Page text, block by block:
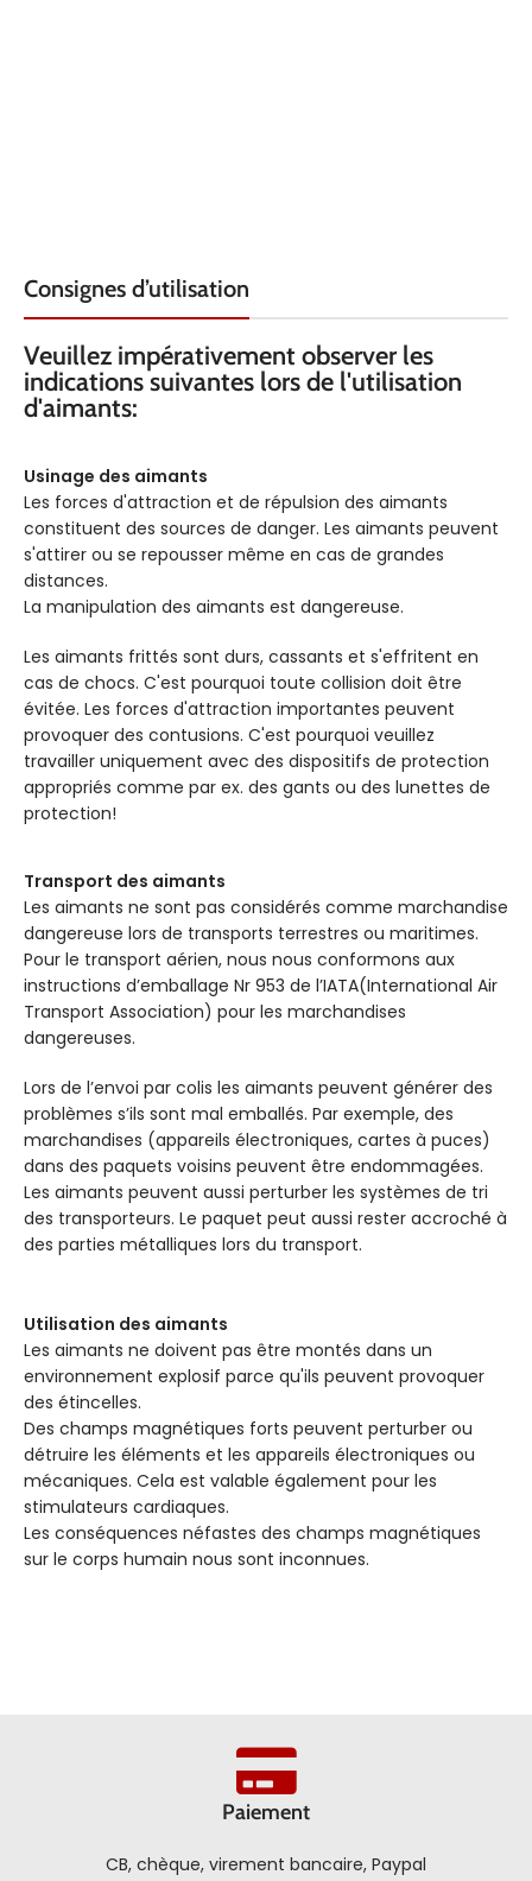
FORCE KG 3.5 FORCE KG
Consignes d’utilisation
Veuillez impérativement observer les
indications suivantes lors de l'utilisation
d'aimants:
Usinage des aimants
Les forces d'attraction et de répulsion des aimants
constituent des sources de danger. Les aimants peuvent
s'attirer ou se repousser même en cas de grandes
distances.
La manipulation des aimants est dangereuse.
Les aimants frittés sont durs, cassants et s'effritent en
cas de chocs. C'est pourquoi toute collision doit être
évitée. Les forces d'attraction importantes peuvent
provoquer des contusions. C'est pourquoi veuillez
travailler uniquement avec des dispositifs de protection
appropriés comme par ex. des gants ou des lunettes de
protection!
Transport des aimants
Les aimants ne sont pas considérés comme marchandise
dangereuse lors de transports terrestres ou maritimes.
Pour le transport aérien, nous nous conformons aux
instructions d’emballage Nr 953 de l’IATA(International Air
Transport Association) pour les marchandises
dangereuses.
Lors de l’envoi par colis les aimants peuvent générer des
problèmes s’ils sont mal emballés. Par exemple, des
marchandises (appareils électroniques, cartes à puces)
dans des paquets voisins peuvent être endommagées.
Les aimants peuvent aussi perturber les systèmes de tri
des transporteurs. Le paquet peut aussi rester accroché à
des parties métalliques lors du transport.
Utilisation des aimants
Les aimants ne doivent pas être montés dans un
environnement explosif parce qu'ils peuvent provoquer
des étincelles.
Des champs magnétiques forts peuvent perturber ou
détruire les éléments et les appareils électroniques ou
mécaniques. Cela est valable également pour les
stimulateurs cardiaques.
Les conséquences néfastes des champs magnétiques
sur le corps humain nous sont inconnues.
Paiement
CB, chèque, virement bancaire, Paypal